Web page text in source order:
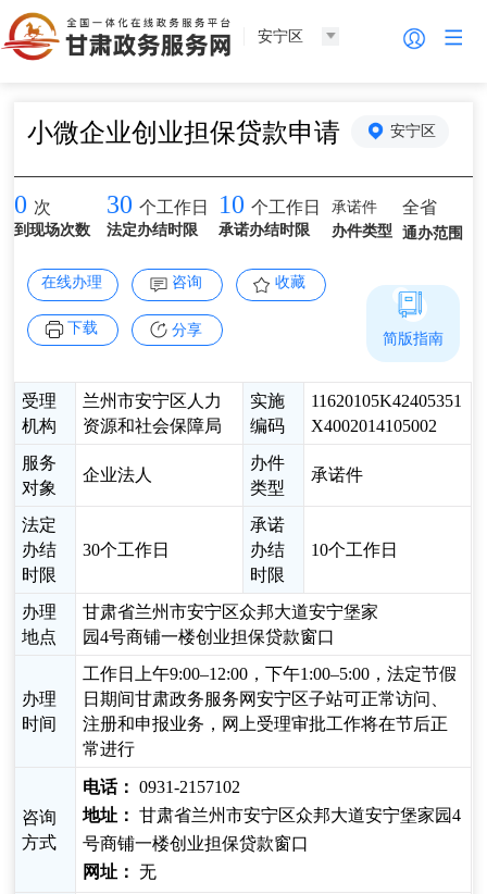
安宁区
小微企业创业担保贷款申请 安宁区
0 次
到现场次数
30 个工作日
法定办结时限
10 个工作日
承诺办结时限
承诺件
办件类型
全省
通办范围
在线办理 咨询 收藏
下载 分享
受理
机构
兰州市安宁区人力
资源和社会保障局
实施
编码
11620105K42405351
X4002014105002
服务
对象
企业法人
办件
类型
承诺件
法定
办结
时限
30个工作日
承诺
办结
时限
10个工作日
办理
地点
甘肃省兰州市安宁区众邦大道安宁堡家
园4号商铺一楼创业担保贷款窗口
办理
时间
工作日上午9:00–12:00，下午1:00–5:00，法定节假
日期间甘肃政务服务网安宁区子站可正常访问、
注册和申报业务，网上受理审批工作将在节后正
常进行
咨询
方式
电话： 0931-2157102
地址： 甘肃省兰州市安宁区众邦大道安宁堡家园4
号商铺一楼创业担保贷款窗口
网址： 无
简版指南